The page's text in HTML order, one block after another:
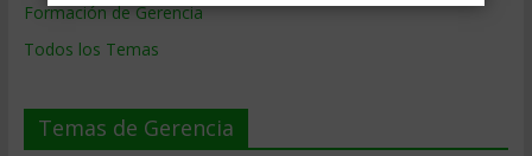
Formación de Gerencia
Todos los Temas
Temas de Gerencia